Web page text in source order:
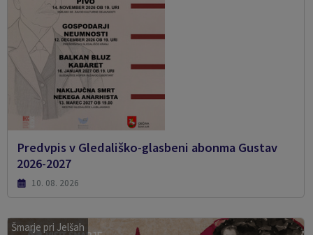
Predvpis v Gledališko-glasbeni abonma Gustav
2026-2027
10. 08. 2026
Šmarje pri Jelšah